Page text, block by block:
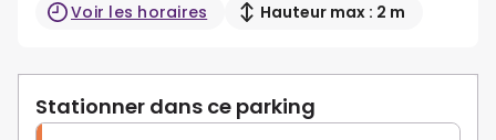
Voir les horaires Hauteur max : 2 m
Stationner dans ce parking